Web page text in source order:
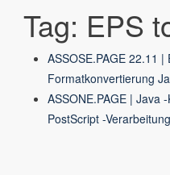
Tag: EPS
ASSOSE.PAGE 22.11 |
Formatkonvertierung
ASSONE.PAGE | Java
PostScript -Verarbeitung